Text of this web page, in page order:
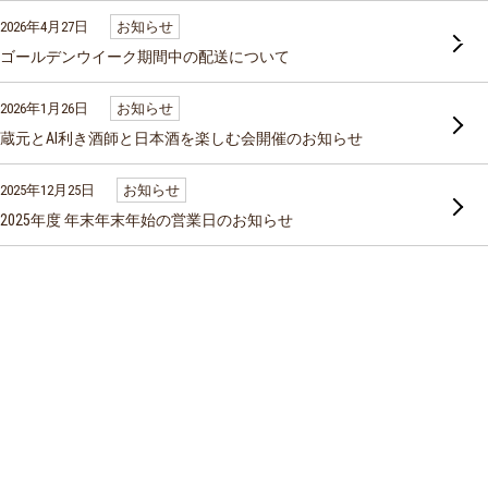
コ
ン
ツ
へ
ッ
プ
2026年4月27日 お知らせ
ゴールデンウイーク期間中の配送について
2026年1月26日 お知らせ
蔵元とAI利き酒師と日本酒を楽しむ会開催のお知らせ
2025年12月25日 お知らせ
2025年度 年末年末年始の営業日のお知らせ